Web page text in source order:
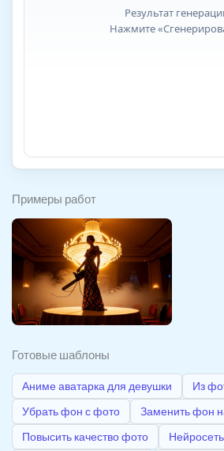
Результат
Нажмите
Примеры работ
Готовые шаблоны
Аниме аватарка для девушки
Из
Убрать фон с фото
Заменить фон
Повысить качество фото